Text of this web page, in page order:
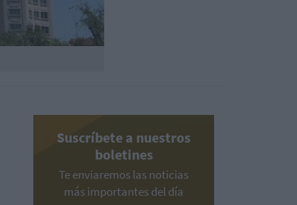
Suscríbete a nuestros
boletines
Te enviaremos las noticias
más importantes del día